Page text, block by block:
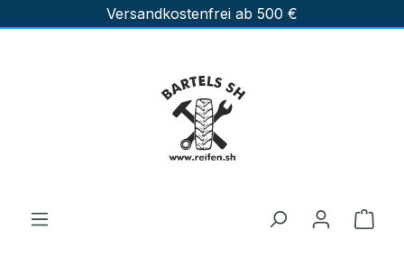
Zum Hauptinhalt springenVersandkostenfrei ab 500 €